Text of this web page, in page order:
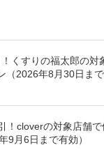
くすりの福太郎の対
（2026年8月30日まで
！cloverの対象店舗で
9月6日まで有効）